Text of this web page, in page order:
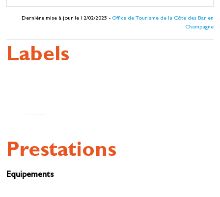
Dernière mise à jour le 12/02/2025 - Office de Tourisme de la Côte des Bar en
Champagne
Labels
Prestations
Equipements